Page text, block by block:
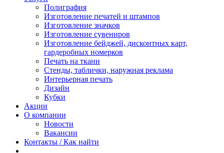
Полиграфия
Изготовление печатей и штампов
Изготовление значков
Изготовление сувениров
Изготовление бейджей, дисконтных карт,
гардеробных номерков
Печать на ткани
Стенды, таблички, наружная реклама
Интерьерная печать
Дизайн
Кубки
Акции
О компании
Новости
Вакансии
Контакты / Как найти